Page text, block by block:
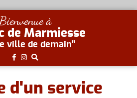
Bienvenue à
de Marmiesse
ville de demain"
d'un service